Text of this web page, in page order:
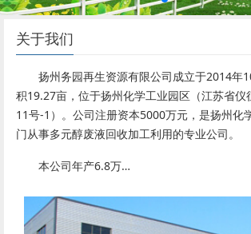
关于我们
扬州务园再生资源有限公司成立于2014年
积19.27亩，位于扬州化学工业园区（江苏省仪
11号-1）。公司注册资本5000万元，是扬州化
门从事多元醇废液回收加工利用的专业公司。
本公司年产6.8万…